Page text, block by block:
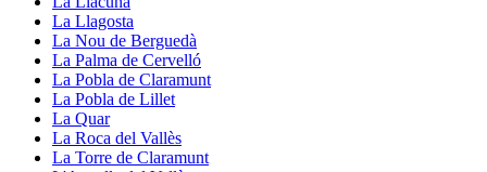
La Llagosta
La Nou de Berguedà
La Palma de Cervelló
La Pobla de Claramunt
La Pobla de Lillet
La Quar
La Roca del Vallès
La Torre de Claramunt